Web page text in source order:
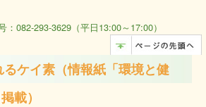
：082-293-3629（平日13:00～17:00）
ケイ素（情報紙「環境と健
載）